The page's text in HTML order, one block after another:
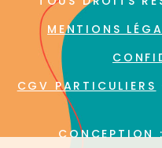
MENTIONS
CGV PARTICULIERS